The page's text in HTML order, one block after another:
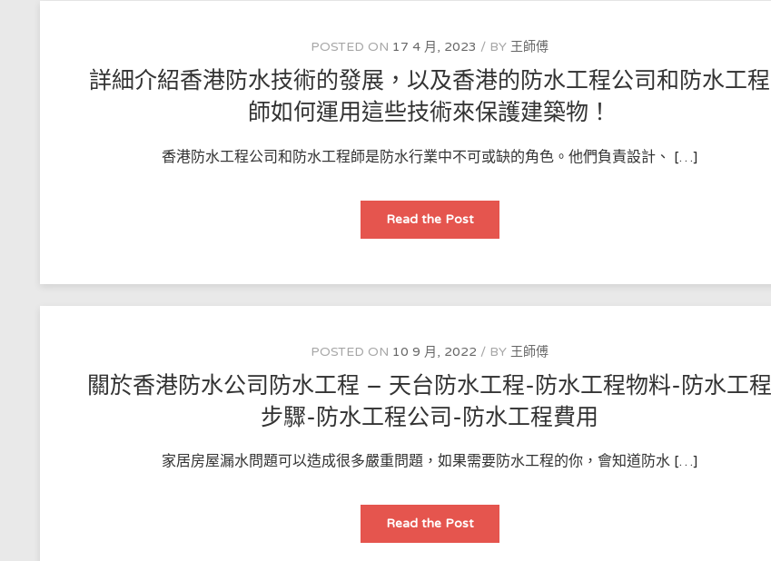
城
市
的
關
鍵
POSTED ON 17 4 月, 2023 BY 王師傅
詳細介紹香港防水技術的發展，以及香港的防水工程公司和防水工程
師如何運用這些技術來保護建築物！
香港防水工程公司和防水工程師是防水行業中不可或缺的角色。他們負責設計、 […]
Read the Post詳
介
港
水
的
發
以
及
香
港
水
工
和
POSTED ON 10 9 月, 2022 BY 王師傅
關於香港防水公司防水工程 – 天台防水工程-防水工程物料-防水工程
步驟-防水工程公司-防水工程費用
家居房屋漏水問題可以造成很多嚴重問題，如果需要防水工程的你，會知道防水 […]
Read the Post關
香